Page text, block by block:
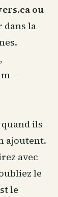
ou
dans la
—
ils
ajoutent.
avec
le
le